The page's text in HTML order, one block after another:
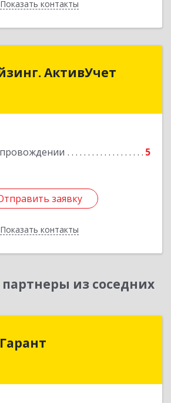
Показать контакты
Назад
АктивУчет
5
заявку
Показать контакты
АктивУчет
обл., г. Димитровград, ул.
заявку
Назад
из соседних